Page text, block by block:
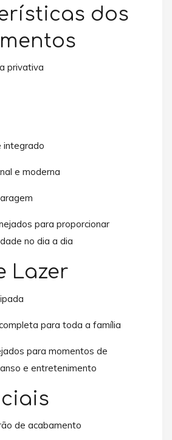
dos
privativa
e moderna
para proporcionar
no dia a dia
Lazer
para toda a família
para momentos de
e entretenimento
de acabamento